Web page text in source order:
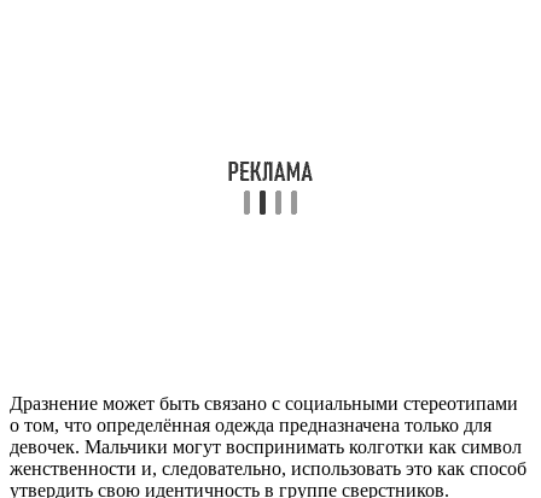
Дразнение может быть связано с социальными стереотипами
о том, что определённая одежда предназначена только для
девочек. Мальчики могут воспринимать колготки как символ
женственности и, следовательно, использовать это как способ
утвердить свою идентичность в группе сверстников.